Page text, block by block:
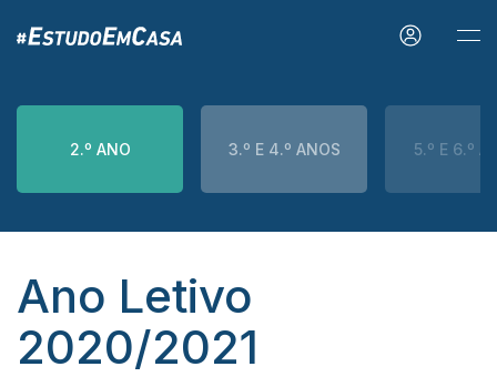
2.º ANO 3.º E 4.º ANOS 5.º E 6.º
Ano Letivo
2020/2021